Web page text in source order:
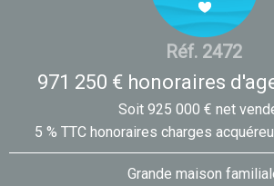
Réf. 2472
971 250 € honoraires
Soit 925 000 € net
5 % TTC honoraires charges
Grande maison